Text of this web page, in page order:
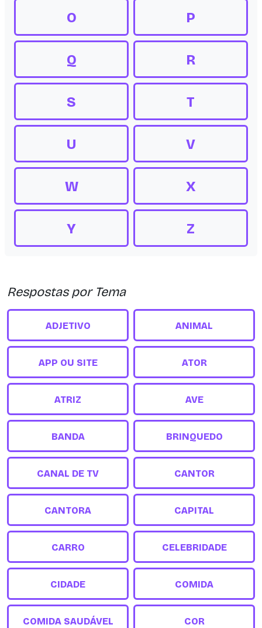
O P
Q R
S T
U V
W X
Y Z
Respostas por Tema
ADJETIVO ANIMAL
APP OU SITE ATOR
ATRIZ AVE
BANDA BRINQUEDO
CANAL DE TV CANTOR
CANTORA CAPITAL
CARRO CELEBRIDADE
CIDADE COMIDA
COMIDA SAUDÁVEL COR